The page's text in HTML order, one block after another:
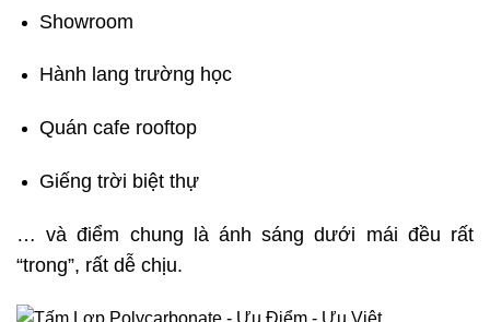
Showroom
Hành lang trường học
Quán cafe rooftop
Giếng trời biệt thự
… và điểm chung là ánh sáng dưới mái đều rất
“trong”, rất dễ chịu.